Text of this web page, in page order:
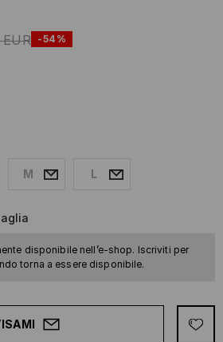
EUR -54%
M L
disponibile nell’e-shop. Iscriviti per
torna a essere disponibile.